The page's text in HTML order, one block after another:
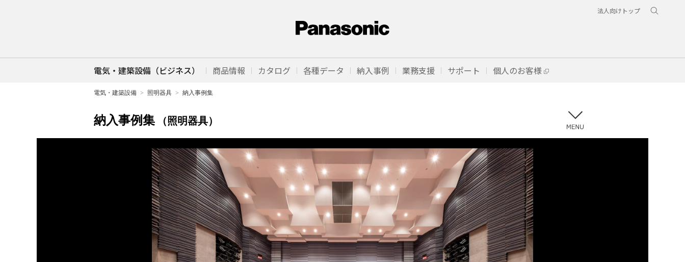
法人向けトップ
電気・建築設備（ビジネス） 商品情報 カタログ 各種データ 納入事例 業務支援 サポート 個人のお客様
電気・建築設備 照明器具 納入事例集
納入事例集 （照明器具）